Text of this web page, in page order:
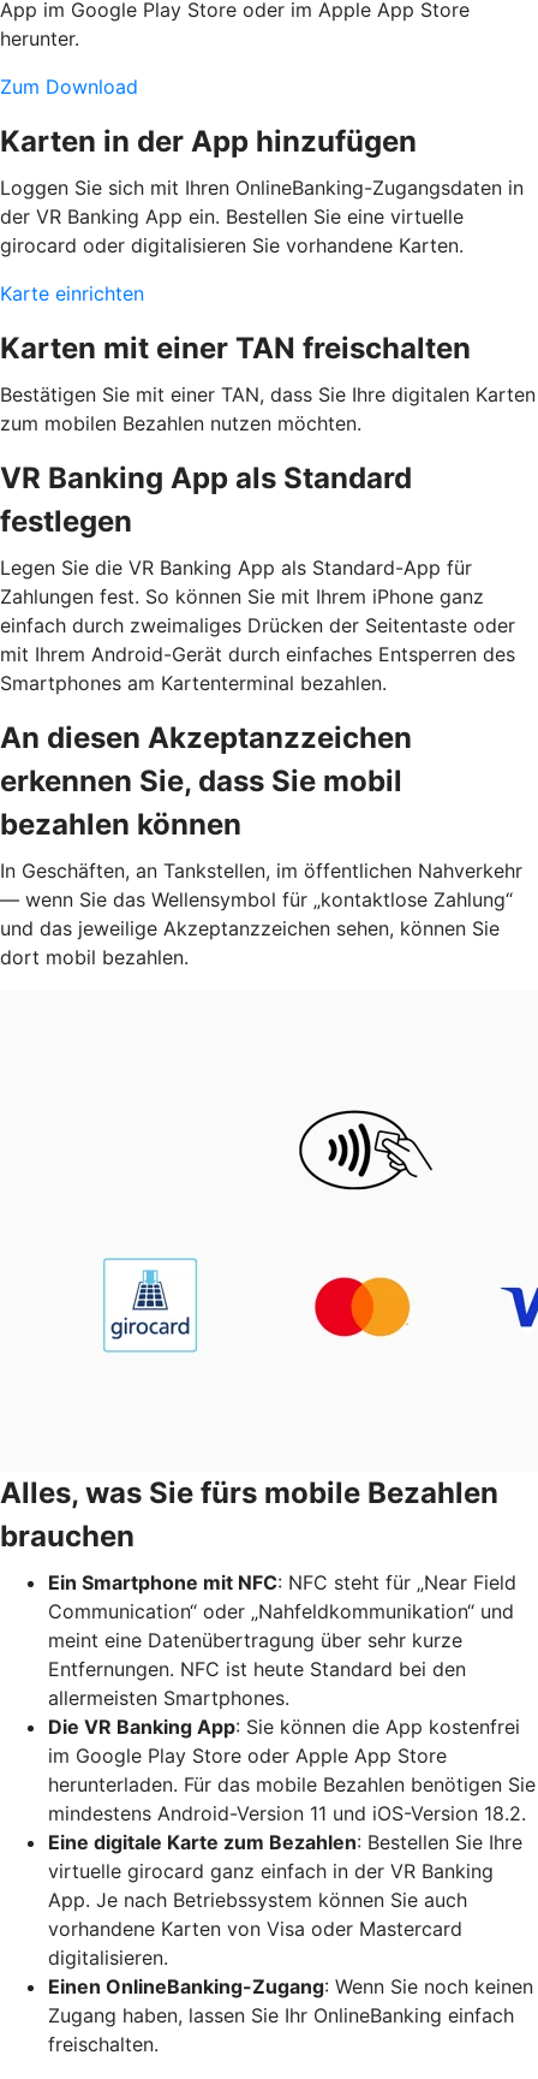
App im Google Play Store oder im Apple App Store
herunter.
Zum Download
Karten in der App hinzufügen
Loggen Sie sich mit Ihren OnlineBanking-Zugangsdaten in
der VR Banking App ein. Bestellen Sie eine virtuelle
girocard oder digitalisieren Sie vorhandene Karten.
Karte einrichten
Karten mit einer TAN freischalten
Bestätigen Sie mit einer TAN, dass Sie Ihre digitalen Karten
zum mobilen Bezahlen nutzen möchten.
VR Banking App als Standard
festlegen
Legen Sie die VR Banking App als Standard-App für
Zahlungen fest. So können Sie mit Ihrem iPhone ganz
einfach durch zweimaliges Drücken der Seitentaste oder
mit Ihrem Android-Gerät durch einfaches Entsperren des
Smartphones am Kartenterminal bezahlen.
An diesen Akzeptanzzeichen
erkennen Sie, dass Sie mobil
bezahlen können
In Geschäften, an Tankstellen, im öffentlichen Nahverkehr
— wenn Sie das Wellensymbol für „kontaktlose Zahlung“
und das jeweilige Akzeptanzzeichen sehen, können Sie
dort mobil bezahlen.
Alles, was Sie fürs mobile Bezahlen
brauchen
Ein Smartphone mit NFC: NFC steht für „Near Field
Communication“ oder „Nahfeldkommunikation“ und
meint eine Datenübertragung über sehr kurze
Entfernungen. NFC ist heute Standard bei den
allermeisten Smartphones.
Die VR Banking App: Sie können die App kostenfrei
im Google Play Store oder Apple App Store
herunterladen. Für das mobile Bezahlen benötigen Sie
mindestens Android-Version 11 und iOS-Version 18.2.
Eine digitale Karte zum Bezahlen: Bestellen Sie Ihre
virtuelle girocard ganz einfach in der VR Banking
App. Je nach Betriebssystem können Sie auch
vorhandene Karten von Visa oder Mastercard
digitalisieren.
Einen OnlineBanking-Zugang: Wenn Sie noch keinen
Zugang haben, lassen Sie Ihr OnlineBanking einfach
freischalten.